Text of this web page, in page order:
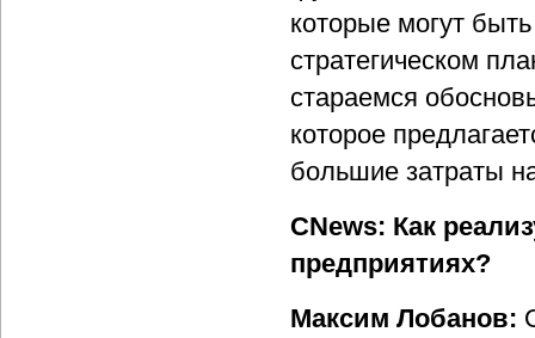
которые могут
стратегическом
стараемся
которое
большие затраты
CNews: Как
предприятиях?
Максим Лобанов: